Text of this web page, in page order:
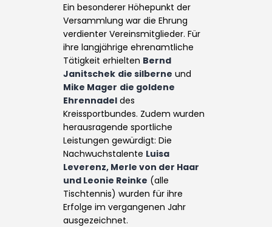
Ein besonderer Höhepunkt der
Versammlung war die Ehrung
verdienter Vereinsmitglieder. Für
ihre langjährige ehrenamtliche
Tätigkeit erhielten Bernd
Janitschek die silberne und
Mike Mager die goldene
Ehrennadel des
Kreissportbundes. Zudem wurden
herausragende sportliche
Leistungen gewürdigt: Die
Nachwuchstalente Luisa
Leverenz, Merle von der Haar
und Leonie Reinke (alle
Tischtennis) wurden für ihre
Erfolge im vergangenen Jahr
ausgezeichnet.